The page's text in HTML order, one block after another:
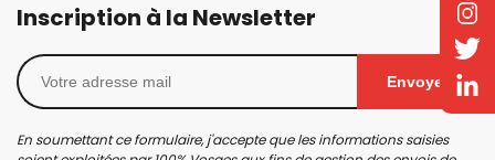
Inscription à la Newsletter
Envoyer
En soumettant ce formulaire, j'accepte que les informations saisies